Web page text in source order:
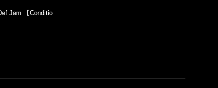
Jam 【Conditio